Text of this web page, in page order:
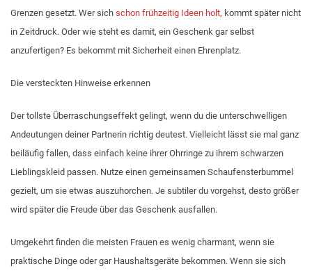
Grenzen gesetzt. Wer sich schon frühzeitig Ideen holt, kommt später nicht
in Zeitdruck. Oder wie steht es damit, ein Geschenk gar selbst
anzufertigen? Es bekommt mit Sicherheit einen Ehrenplatz.
Die versteckten Hinweise erkennen
Der tollste Überraschungseffekt gelingt, wenn du die unterschwelligen
Andeutungen deiner Partnerin richtig deutest. Vielleicht lässt sie mal ganz
beiläufig fallen, dass einfach keine ihrer Ohrringe zu ihrem schwarzen
Lieblingskleid passen. Nutze einen gemeinsamen Schaufensterbummel
gezielt, um sie etwas auszuhorchen. Je subtiler du vorgehst, desto größer
wird später die Freude über das Geschenk ausfallen.
Umgekehrt finden die meisten Frauen es wenig charmant, wenn sie
praktische Dinge oder gar Haushaltsgeräte bekommen. Wenn sie sich